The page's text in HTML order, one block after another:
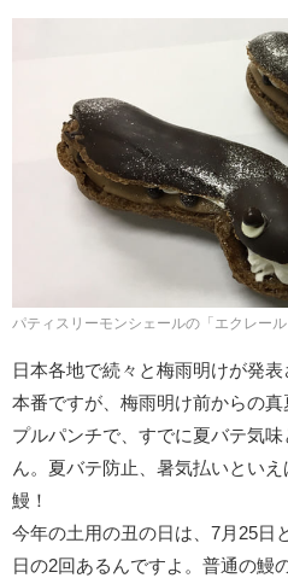
パティスリーモンシェールの「エクレール
日本各地で続々と梅雨明けが発
本番ですが、梅雨明け前からの
プルパンチで、すでに夏バテ気
ん。夏バテ防止、暑気払いとい
鰻！
今年の土用の丑の日は、7月25日
日の2回あるんですよ。普通の鰻